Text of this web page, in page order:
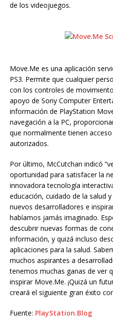
de los videojuegos.
Move.Me es una aplicación
PS3. Permite que cualquier
con los controles de
apoyo de Sony Computer
información de PlayStation
navegación a la PC,
que normalmente tienen
autorizados.
Por último, McCutchan indicó
oportunidad para satisfacer la
innovadora tecnología
educación, cuidado de la salud
nuevos desarrolladores e
habíamos jamás imaginado.
descubrir nuevas formas de
información, y quizá incluso
aplicaciones para la salud.
muchos aspirantes a
tenemos muchas ganas de ver
inspirar Move.Me. ¡Quizá un
creará el siguiente gran éxito
Fuente: PlayStation.Blog